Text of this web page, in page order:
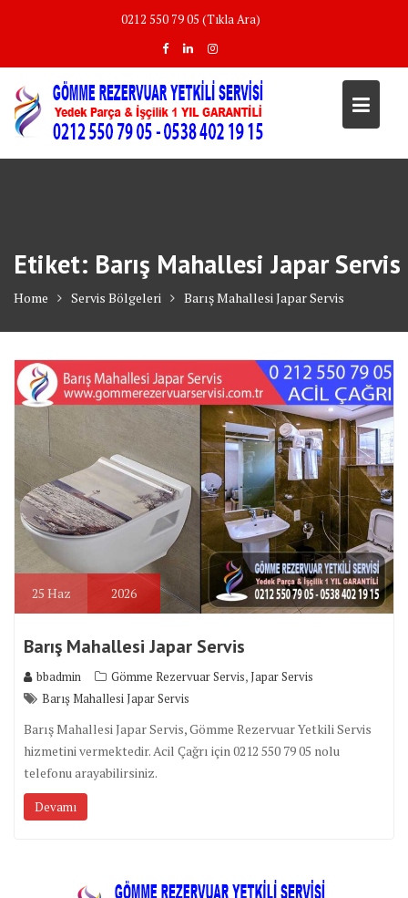
0212 550 79 05 (Tıkla Ara)
Etiket: Barış Mahallesi Japar Servis
Home Servis Bölgeleri Barış Mahallesi Japar Servis
25 Haz 2026
Barış Mahallesi Japar Servis
bbadmin Gömme Rezervuar Servis,Japar Servis
Barış Mahallesi Japar Servis
Barış Mahallesi Japar Servis, Gömme Rezervuar Yetkili Servis
hizmetini vermektedir. Acil Çağrı için 0212 550 79 05 nolu
telefonu arayabilirsiniz.
Devamı